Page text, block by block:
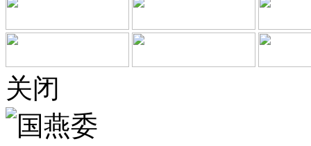
关闭